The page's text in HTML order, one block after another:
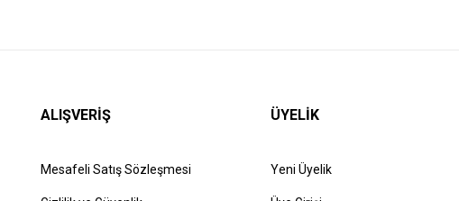
ALIŞVERİŞ
Mesafeli Satış Sözleşmesi
ÜYELİK
Yeni Üyelik